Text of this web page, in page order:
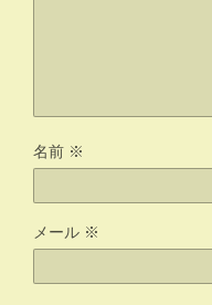
名前 ※
メール ※